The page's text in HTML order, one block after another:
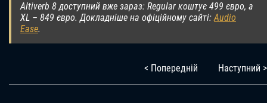
Altiverb 8 доступний вже зараз: Regular коштує 499 євро, а
XL – 849 євро. Докладніше на офіційному сайті:Audio
Ease.
< Попередній Наступний >